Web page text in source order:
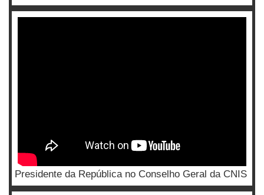
Presidente da República no Conselho Geral da CNIS